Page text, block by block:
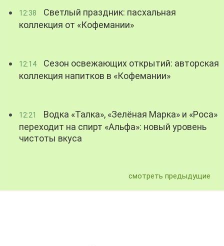
12:38
Светлый праздник: пасхальная
коллекция от «Кофемании»
12:14
Сезон освежающих открытий: авторская
коллекция напитков в «Кофемании»
12:21
Водка «Талка», «Зелёная Марка» и «Роса»
переходит на спирт «Альфа»: новый уровень
чистоты вкуса
смотреть предыдущие